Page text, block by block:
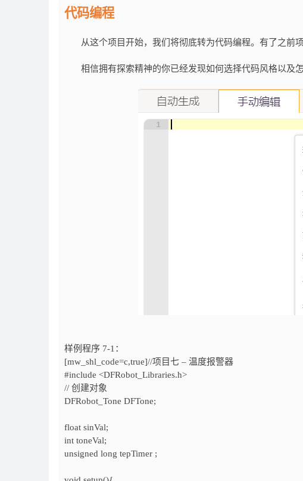
代码编程
从这个项目开始，我们将彻底转为代码编程。有了之前
相信拥有探索精神的你已经发现如何选择代码风格以及
样例程序 7-1：
[mw_shl_code=c,true]//项目七 – 温度报警器
#include <DFRobot_Libraries.h>
// 创建对象
DFRobot_Tone DFTone;
float sinVal;
int toneVal;
unsigned long tepTimer ;